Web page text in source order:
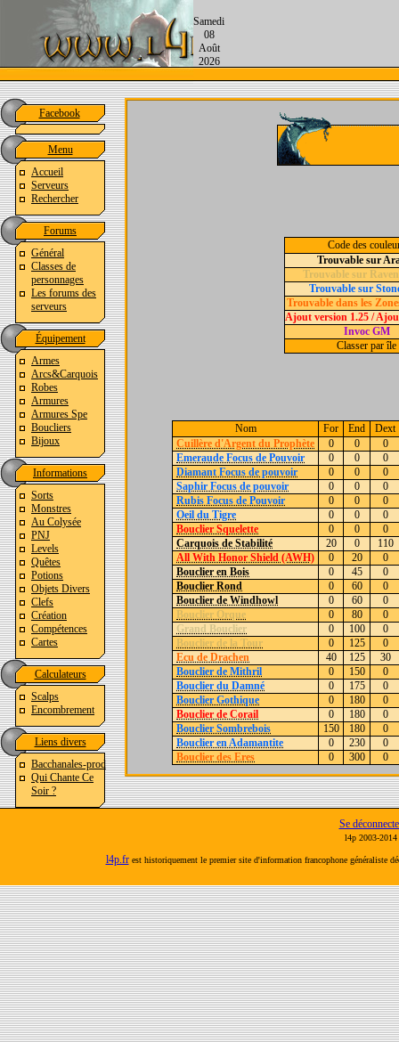
Samedi
08
Août
2026
Facebook
Menu
Accueil
Serveurs
Rechercher
Forums
Général
Classes de
personnages
Les forums des
serveurs
Équipement
Armes
Arcs&Carquois
Robes
Armures
Armures Spe
Boucliers
Bijoux
Informations
Sorts
Monstres
Au Colysée
PNJ
Levels
Quêtes
Potions
Objets Divers
Clefs
Création
Compétences
Cartes
Calculateurs
Scalps
Encombrement
Liens divers
Bacchanales-prod
Qui Chante Ce
Soir ?
Code des
Trouvable sur
Trouvable sur
Trouvable sur
Trouvable dans les
Ajout version 1.25 /
Invoc GM
Classer par île
Nom For End
Dext
Cuillère d'Argent du Prophète
0 0
0
Emeraude Focus de Pouvoir
0 0
0
Diamant Focus de pouvoir
0 0
0
Saphir Focus de pouvoir
0 0
0
Rubis Focus de Pouvoir
0 0
0
Oeil du Tigre
0 0
0
Bouclier Squelette
0 0
0
Carquois de Stabilité
20 0
110
All With Honor Shield (AWH)
0 20
0
Bouclier en Bois
0 45
0
Bouclier Rond
0 60
0
Bouclier de Windhowl
0 60
0
Bouclier Orque
0 80
0
Grand Bouclier
0 100
0
Bouclier de la Tour
0 125
0
Ecu de Drachen
40 125
30
Bouclier de Mithril
0 150
0
Bouclier du Damné
0 175
0
Bouclier Gothique
0 180
0
Bouclier de Corail
0 180
0
Bouclier Sombrebois
150 180
0
Bouclier en Adamantite
0 230
0
Bouclier des Eres
0 300 0
Se
l4p 2003-
l4p.frest historiquement le premier site d'information francophone généraliste